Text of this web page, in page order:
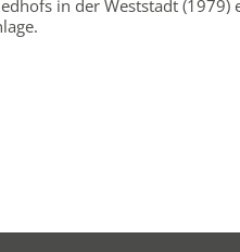
in der Weststadt